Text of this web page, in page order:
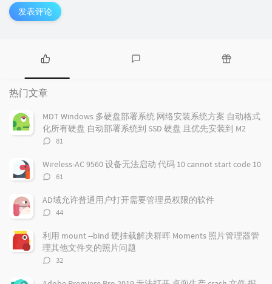
发表评论
热
门
文
章
论
章
热门文章
MDT Windows 多硬盘部署系统 网络安装系统方案 自动格式
化所有硬盘 自动部署系统到 SSD 硬盘 且优先安装到 M2
评
数：
81
Wireless-AC 9560 设备无法启动 代码 10 cannot start code 10
评
数：
61
AD域允许普通用户打开需要管理员权限的软件
评
数：
44
利用 mount --bind 硬挂载解决群晖 Moments 照片管理器管
理其他文件夹的照片问题
评
数：
32